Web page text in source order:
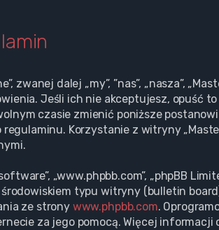
zwanej dalej „my”, ”nas”, „nasza”,
Jeśli ich nie akceptujesz, opuść
czasie zmienić poniższe
Korzystanie z witryny
„www.phpbb.com”, „phpBB
typu witryny (bulletin
ze strony www.phpbb.com.
za jego pomocą. Więcej informacji